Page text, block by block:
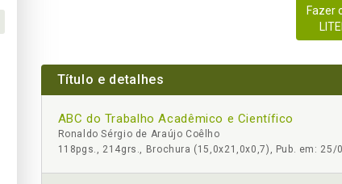
Fazer
Título e detalhes
ABC do Trabalho Acadêmico e Científico
Ronaldo Sérgio de Araújo Coêlho
118pgs., 214grs., Brochura (15,0x21,0x0,7), Pub. em: 25/